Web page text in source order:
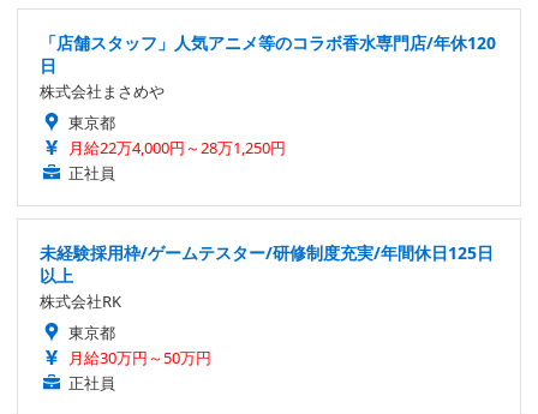
「店舗スタッフ」人気アニメ等のコラボ香水専門店/年休120
日
株式会社まさめや
東京都
月給22万4,000円～28万1,250円
正社員
未経験採用枠/ゲームテスター/研修制度充実/年間休日125日
以上
株式会社RK
東京都
月給30万円～50万円
正社員